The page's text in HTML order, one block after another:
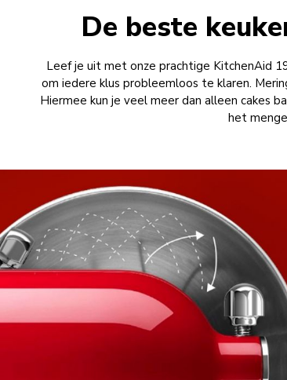
De beste
Leef je uit met onze prachtige KitchenAid
om iedere klus probleemloos te klaren.
Hiermee kun je veel meer dan alleen cakes
het